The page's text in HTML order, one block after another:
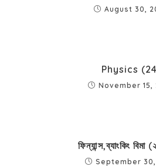
August 30,
Physics
November 15,
ফিন্যান্স,ব্যাংকিং
September